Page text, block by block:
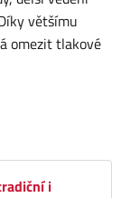
většímu
omezit tlakové
i